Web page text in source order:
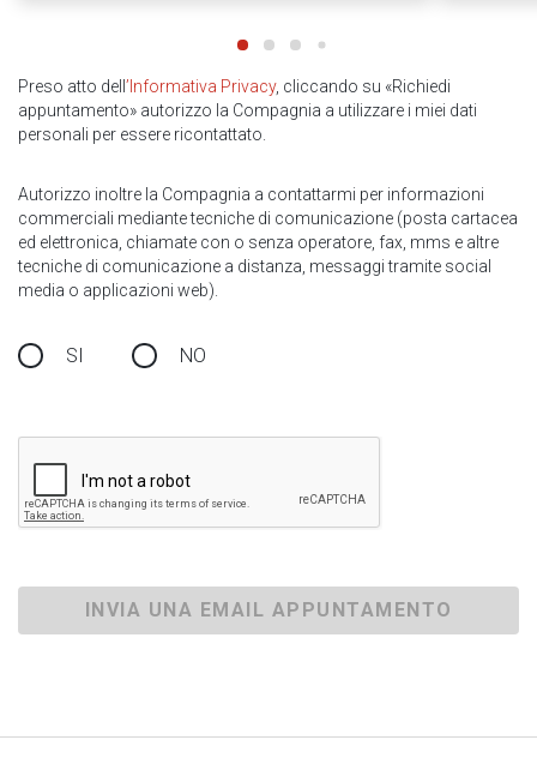
Preso atto dell ’Informativa Privacy, cliccando su «Richiedi
appuntamento» autorizzo la Compagnia a utilizzare i miei dati
personali per essere ricontattato.
Autorizzo inoltre la Compagnia a contattarmi per informazioni
commerciali mediante tecniche di comunicazione (posta cartacea
ed elettronica, chiamate con o senza operatore, fax, mms e altre
tecniche di comunicazione a distanza, messaggi tramite social
media o applicazioni web).
SI NO
INVIA UNA EMAIL APPUNTAMENTO